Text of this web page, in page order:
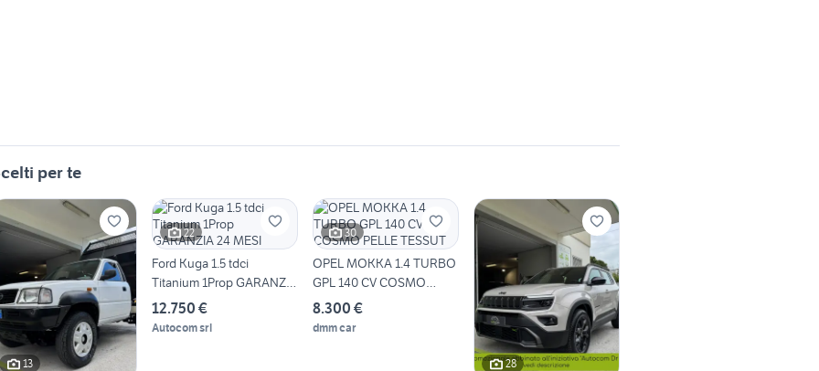
per te
13
22
Ford Kuga 1.5 tdci
Titanium 1Prop GARANZIA
24 MESI
12.750 €
Autocom srl
30
OPEL MOKKA 1.4 TURBO
GPL 140 CV COSMO
PELLE TESSUT
8.300 €
dmm car
28